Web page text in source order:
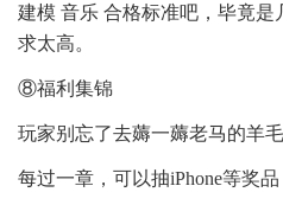
建模 音乐 合格标准吧，毕竟
求太高。
⑧福利集锦
玩家别忘了去薅一薅老马的羊毛
每过一章，可以抽iPhone等奖品